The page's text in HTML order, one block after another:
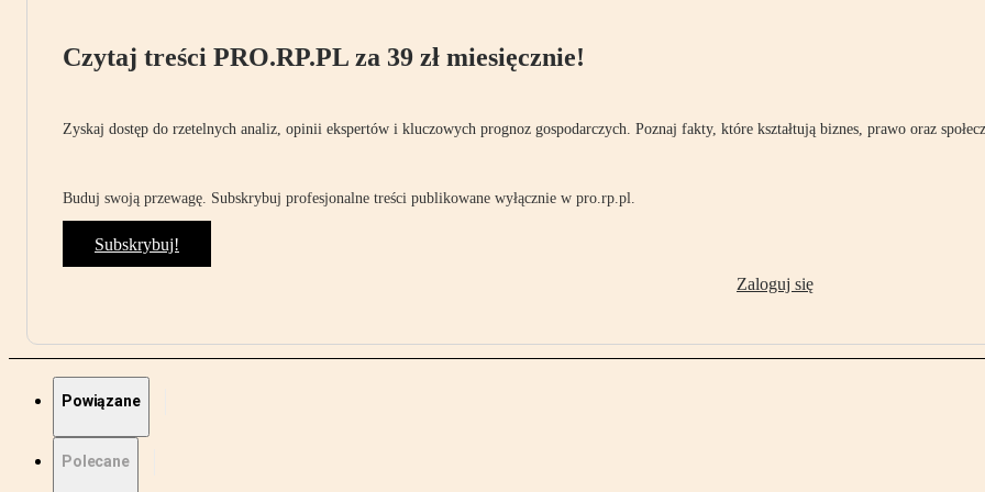
Czytaj treści PRO.RP.PL za 39 zł miesięcznie!
Zyskaj dostęp do rzetelnych analiz, opinii ekspertów i kluczowych prognoz gospodarczych. Poznaj fakty, które kształtują biznes, prawo oraz
Buduj swoją przewagę. Subskrybuj profesjonalne treści publikowane wyłącznie w pro.rp.pl.
Subskrybuj!
Zaloguj się
Powiązane
Polecane